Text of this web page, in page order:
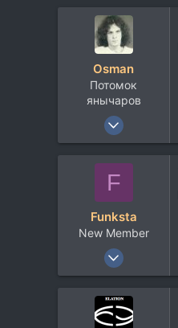
Красноярск
Osman
Потомок
янычаров
17 Авг 2004
5.229
2.667
F
Funksta
New Member
24 Окт 2006
455